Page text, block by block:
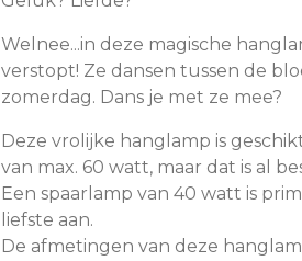
Welnee...in deze magische
verstopt! Ze dansen tussen de
zomerdag. Dans je met ze mee?
Deze vrolijke hanglamp is
van max. 60 watt, maar dat is al
Een spaarlamp van 40 watt is
liefste aan.
De afmetingen van deze